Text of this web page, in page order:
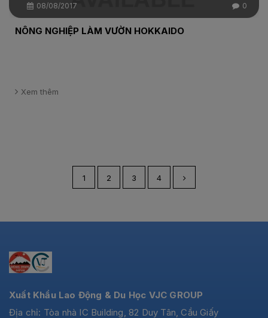
08/08/2017 0
NÔNG NGHIỆP LÀM VƯỜN HOKKAIDO
Xem thêm
1 2 3 4
Xuất Khẩu Lao Động & Du Học VJC GROUP
Địa chỉ: Tòa nhà IC Building, 82 Duy Tân, Cầu Giấy